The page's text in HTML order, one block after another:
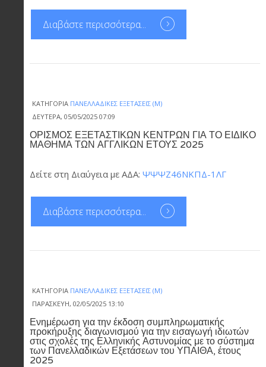
Διαβάστε περισσότερα...
ΚΑΤΗΓΟΡΊΑ ΠΑΝΕΛΛΑΔΙΚΈΣ ΕΞΕΤΆΣΕΙΣ (Μ)
ΔΕΥΤΈΡΑ, 05/05/2025 07:09
ΟΡΙΣΜΟΣ ΕΞΕΤΑΣΤΙΚΩΝ ΚΕΝΤΡΩΝ ΓΙΑ ΤΟ ΕΙΔΙΚΟ
ΜΑΘΗΜΑ ΤΩΝ ΑΓΓΛΙΚΩΝ ΕΤΟΥΣ 2025
Δείτε στη Διαύγεια με ΑΔΑ: ΨΨΨΖ46ΝΚΠΔ-1ΛΓ
Διαβάστε περισσότερα...
ΚΑΤΗΓΟΡΊΑ ΠΑΝΕΛΛΑΔΙΚΈΣ ΕΞΕΤΆΣΕΙΣ (Μ)
ΠΑΡΑΣΚΕΥΉ, 02/05/2025 13:10
Ενημέρωση για την έκδοση συμπληρωματικής
προκήρυξης διαγωνισμού για την εισαγωγή ιδιωτών
στις σχολές της Ελληνικής Αστυνομίας με το σύστημα
των Πανελλαδικών Εξετάσεων του ΥΠΑΙΘΑ, έτους
2025